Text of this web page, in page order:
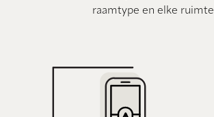
raamtype en elke ruimte